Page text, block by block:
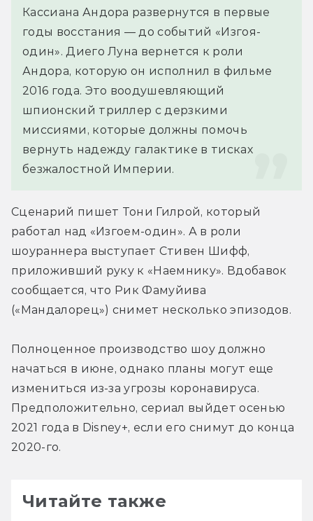
Кассиана Андора развернутся в первые
годы восстания — до событий «Изгоя-
один». Диего Луна вернется к роли
Андора, которую он исполнил в фильме
2016 года. Это воодушевляющий
шпионский триллер с дерзкими
миссиями, которые должны помочь
вернуть надежду галактике в тисках
безжалостной Империи.
Сценарий пишет Тони Гилрой, который
работал над «Изгоем-один». А в роли
шоураннера выступает Стивен Шифф,
приложивший руку к «Наемнику». Вдобавок
сообщается, что Рик Фамуйива
(«Мандалорец») снимет несколько эпизодов.
Полноценное производство шоу должно
начаться в июне, однако планы могут еще
измениться из-за угрозы коронавируса.
Предположительно, сериал выйдет осенью
2021 года в Disney+, если его снимут до конца
2020-го.
Читайте также